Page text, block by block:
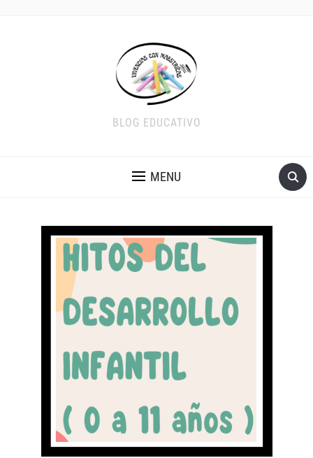
BLOG EDUCATIVO
MENU